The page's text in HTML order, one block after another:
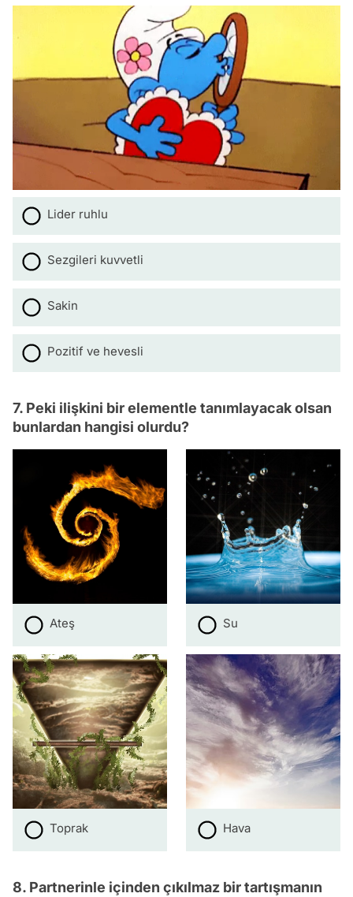
Lider ruhlu
Sezgileri kuvvetli
Sakin
Pozitif ve hevesli
7. Peki ilişkini bir elementle tanımlayacak olsan
bunlardan hangisi olurdu?
Ateş Su
Toprak Hava
8. Partnerinle içinden çıkılmaz bir tartışmanın